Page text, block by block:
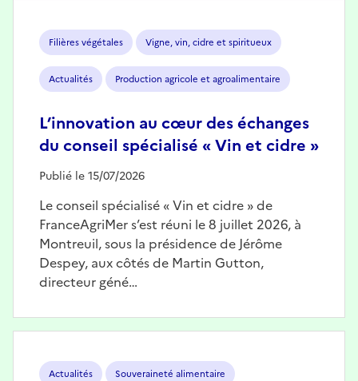
Filières végétales Vigne, vin, cidre et spiritueux
Actualités Production agricole et agroalimentaire
L’innovation au cœur des échanges
du conseil spécialisé « Vin et cidre »
Publié le 15/07/2026
Le conseil spécialisé « Vin et cidre » de
FranceAgriMer s’est réuni le 8 juillet 2026, à
Montreuil, sous la présidence de Jérôme
Despey, aux côtés de Martin Gutton,
directeur géné…
Actualités Souveraineté alimentaire